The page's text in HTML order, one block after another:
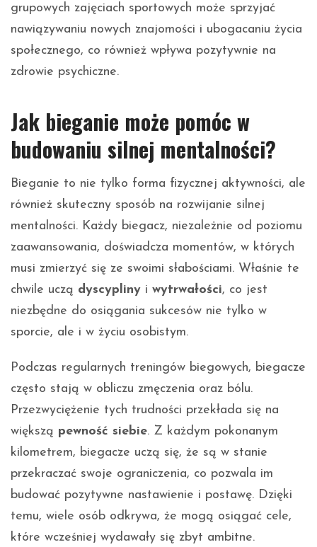
grupowych zajęciach sportowych może sprzyjać
nawiązywaniu nowych znajomości i ubogacaniu życia
społecznego, co również wpływa pozytywnie na
zdrowie psychiczne.
Jak bieganie może pomóc w
budowaniu silnej mentalności?
Bieganie to nie tylko forma fizycznej aktywności, ale
również skuteczny sposób na rozwijanie silnej
mentalności. Każdy biegacz, niezależnie od poziomu
zaawansowania, doświadcza momentów, w których
musi zmierzyć się ze swoimi słabościami. Właśnie te
chwile uczą dyscypliny i wytrwałości, co jest
niezbędne do osiągania sukcesów nie tylko w
sporcie, ale i w życiu osobistym.
Podczas regularnych treningów biegowych, biegacze
często stają w obliczu zmęczenia oraz bólu.
Przezwyciężenie tych trudności przekłada się na
większą pewność siebie. Z każdym pokonanym
kilometrem, biegacze uczą się, że są w stanie
przekraczać swoje ograniczenia, co pozwala im
budować pozytywne nastawienie i postawę. Dzięki
temu, wiele osób odkrywa, że mogą osiągać cele,
które wcześniej wydawały się zbyt ambitne.